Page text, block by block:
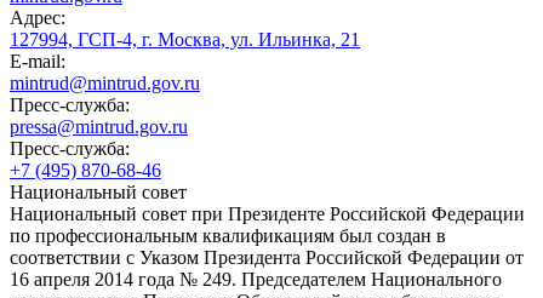
Адрес:
127994, ГСП-4, г. Москва, ул. Ильинка, 21
E-mail:
mintrud@mintrud.gov.ru
Пресс-служба:
pressa@mintrud.gov.ru
Пресс-служба:
+7 (495) 870-68-46
Национальный совет
Национальный совет при Президенте Российской Федерации
по профессиональным квалификациям был создан в
соответствии с Указом Президента Российской Федерации от
16 апреля 2014 года № 249. Председателем Национального